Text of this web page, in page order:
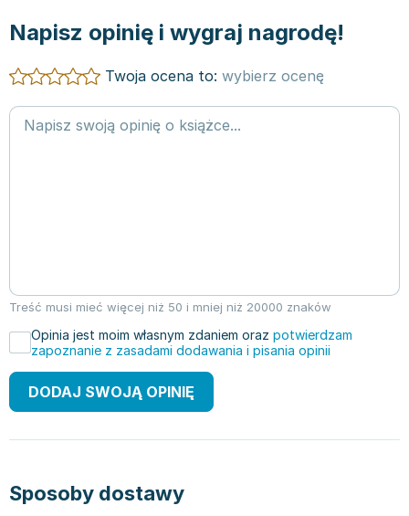
Napisz opinię i wygraj nagrodę!
Twoja ocena to: wybierz ocenę
Treść musi mieć więcej niż 50 i mniej niż 20000 znaków
Opinia jest moim własnym zdaniem oraz potwierdzam
zapoznanie z zasadami dodawania i pisania opinii
DODAJ SWOJĄ OPINIĘ
Sposoby dostawy